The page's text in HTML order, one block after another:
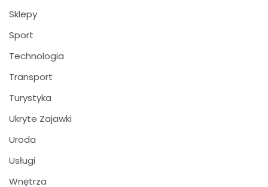
Sklepy
Sport
Technologia
Transport
Turystyka
Ukryte Zajawki
Uroda
Usługi
Wnętrza